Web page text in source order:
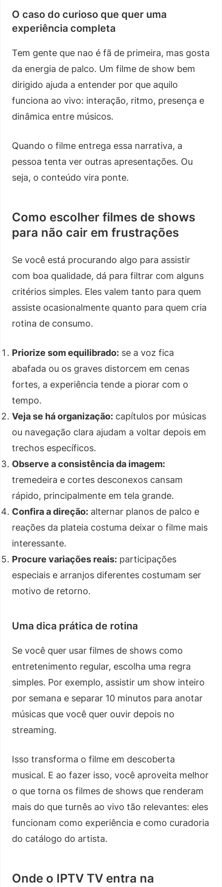
O caso do curioso que quer uma
experiência completa
Tem gente que nao é fã de primeira, mas gosta
da energia de palco. Um filme de show bem
dirigido ajuda a entender por que aquilo
funciona ao vivo: interação, ritmo, presença e
dinâmica entre músicos.
Quando o filme entrega essa narrativa, a
pessoa tenta ver outras apresentações. Ou
seja, o conteúdo vira ponte.
Como escolher filmes de shows
para não cair em frustrações
Se você está procurando algo para assistir
com boa qualidade, dá para filtrar com alguns
critérios simples. Eles valem tanto para quem
assiste ocasionalmente quanto para quem cria
rotina de consumo.
Priorize som equilibrado: se a voz fica
abafada ou os graves distorcem em cenas
fortes, a experiência tende a piorar com o
tempo.
Veja se há organização: capítulos por músicas
ou navegação clara ajudam a voltar depois em
trechos específicos.
Observe a consistência da imagem:
tremedeira e cortes desconexos cansam
rápido, principalmente em tela grande.
Confira a direção: alternar planos de palco e
reações da plateia costuma deixar o filme mais
interessante.
Procure variações reais: participações
especiais e arranjos diferentes costumam ser
motivo de retorno.
Uma dica prática de rotina
Se você quer usar filmes de shows como
entretenimento regular, escolha uma regra
simples. Por exemplo, assistir um show inteiro
por semana e separar 10 minutos para anotar
músicas que você quer ouvir depois no
streaming.
Isso transforma o filme em descoberta
musical. E ao fazer isso, você aproveita melhor
o que torna os filmes de shows que renderam
mais do que turnês ao vivo tão relevantes: eles
funcionam como experiência e como curadoria
do catálogo do artista.
Onde o IPTV TV entra na